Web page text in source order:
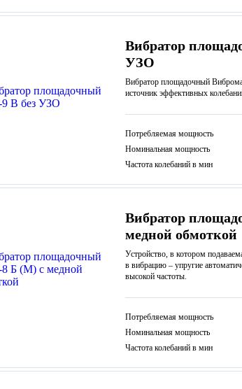
Вибратор
УЗО
Вибратор площадочный
источник эффективных
Потребляемая мощность
Номинальная мощность
Частота колебаний в мин
Вибратор
медной обмоткой
Устройство, в котором
в вибрацию – упругие
высокой частоты.
Потребляемая мощность
Номинальная мощность
Частота колебаний в мин